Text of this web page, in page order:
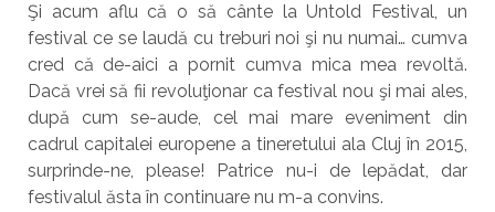
Şi acum aflu că o să cânte la Untold Festival, un
festival ce se laudă cu treburi noi şi nu numai… cumva
cred că de-aici a pornit cumva mica mea revoltă.
Dacă vrei să fii revoluţionar ca festival nou şi mai ales,
după cum se-aude, cel mai mare eveniment din
cadrul capitalei europene a tineretului ala Cluj în 2015,
surprinde-ne, please! Patrice nu-i de lepădat, dar
festivalul ăsta în continuare nu m-a convins.